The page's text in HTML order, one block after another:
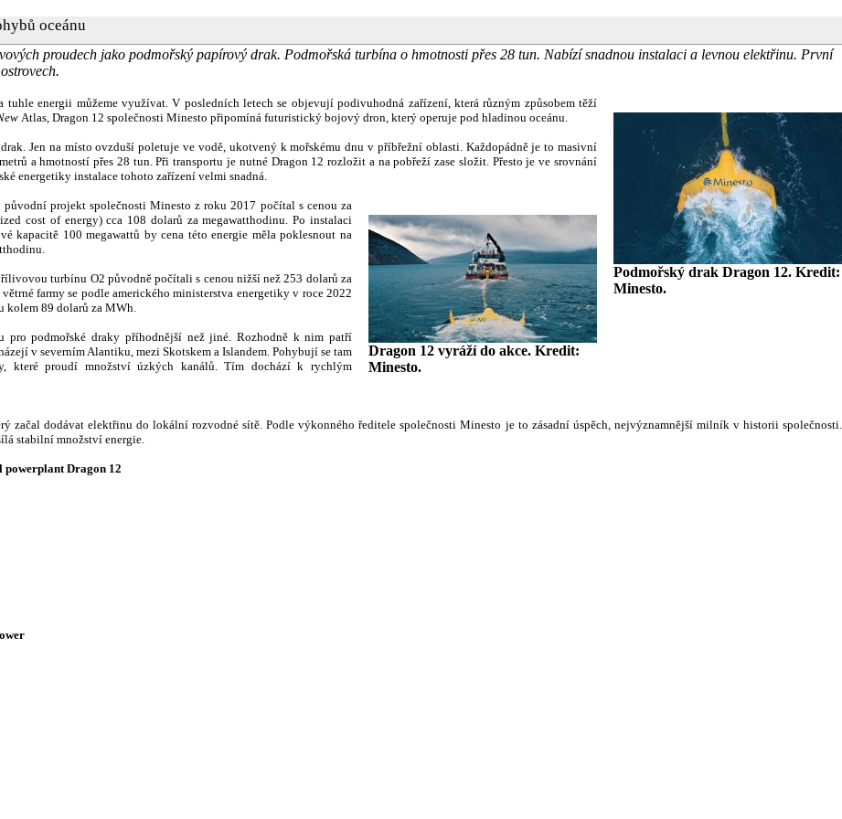
oceánu
proudech jako podmořský papírový drak. Podmořská turbína o hmotnosti přes 28 tun. Nabízí snadnou instalaci a levnou elektřinu. První
Podmořský drak Dragon 12. Kredit:
Minesto.
energii můžeme využívat. V posledních letech se objevují podivuhodná zařízení, která různým způsobem těží
Atlas, Dragon 12 společnosti Minesto připomíná futuristický bojový dron, který operuje pod hladinou oceánu.
Jen na místo ovzduší poletuje ve vodě, ukotvený k mořskému dnu v příbřežní oblasti. Každopádně je to masivní
a hmotností přes 28 tun. Při transportu je nutné Dragon 12 rozložit a na pobřeží zase složit. Přesto je ve srovnání
energetiky instalace tohoto zařízení velmi snadná.
Dragon 12 vyráží do akce. Kredit:
Minesto.
projekt společnosti Minesto z roku 2017 počítal s cenou za
cost of energy) cca 108 dolarů za megawatthodinu. Po instalaci
kapacitě 100 megawattů by cena této energie měla poklesnout na
turbínu O2 původně počítali s cenou nižší než 253 dolarů za
farmy se podle amerického ministerstva energetiky v roce 2022
kolem 89 dolarů za MWh.
pro podmořské draky příhodnější než jiné. Rozhodně k nim patří
v severním Alantiku, mezi Skotskem a Islandem. Pohybují se tam
které proudí množství úzkých kanálů. Tím dochází k rychlým
začal dodávat elektřinu do lokální rozvodné sítě. Podle výkonného ředitele společnosti Minesto je to zásadní úspěch, nejvýznamnější milník v historii společnosti.
stabilní množství energie.
Dragon 12